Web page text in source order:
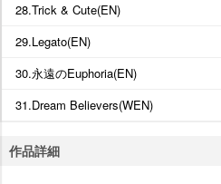
28.Trick & Cute(EN)
29.Legato(EN)
30.永遠のEuphoria(EN)
31.Dream Believers(WEN)
作品詳細